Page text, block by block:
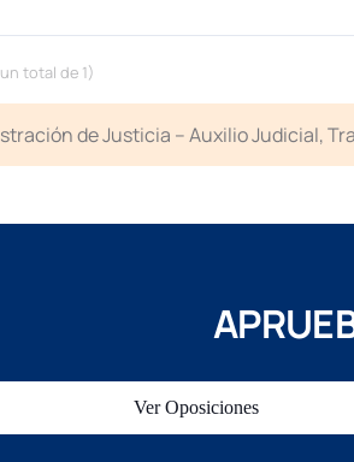
total de 1)
de Justicia – Auxilio Judicial,
Ver Oposiciones